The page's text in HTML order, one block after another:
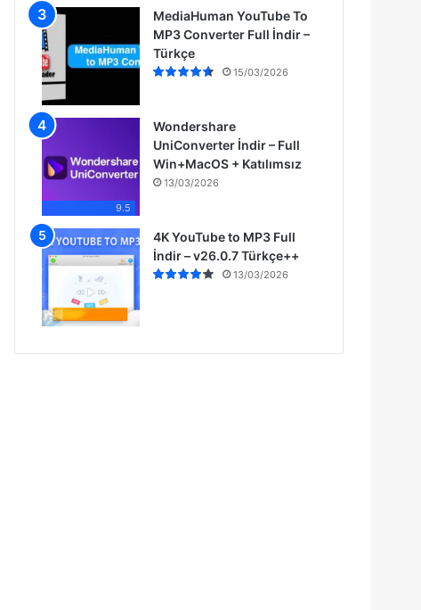
MediaHuman YouTube To
MP3 Converter Full İndir –
Türkçe
15/03/2026
9.5
Wondershare
UniConverter İndir – Full
Win+MacOS + Katılımsız
13/03/2026
4K YouTube to MP3 Full
İndir – v26.0.7 Türkçe++
13/03/2026